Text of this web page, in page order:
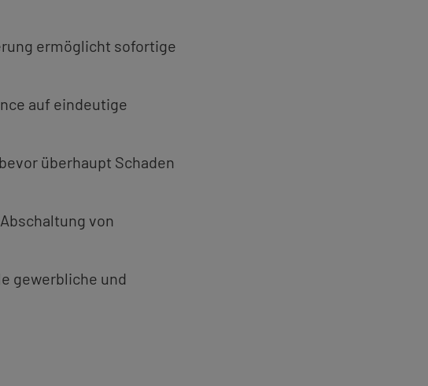
er­mög­licht so­for­ti­ge
auf ein­deu­ti­ge
über­haupt Scha­den
von
ge­werb­li­che und